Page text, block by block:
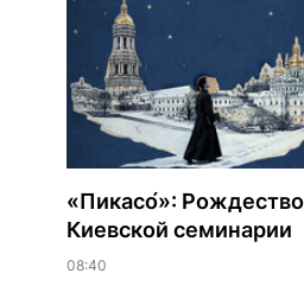
«Пикасо́»:
Киевской семинарии
08:40